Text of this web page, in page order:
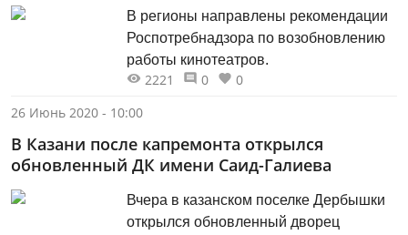
В регионы направлены рекомендации
Роспотребнадзора по возобновлению
работы кинотеатров.
2221 0
0
26 Июнь 2020 - 10:00
В Казани после капремонта открылся
обновленный ДК имени Саид-Галиева
Вчера в казанском поселке Дербышки
открылся обновленный дворец